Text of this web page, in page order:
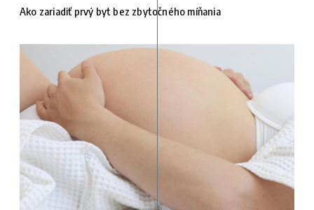
Ako zariadiť prvý byt bez zbytočného míňania